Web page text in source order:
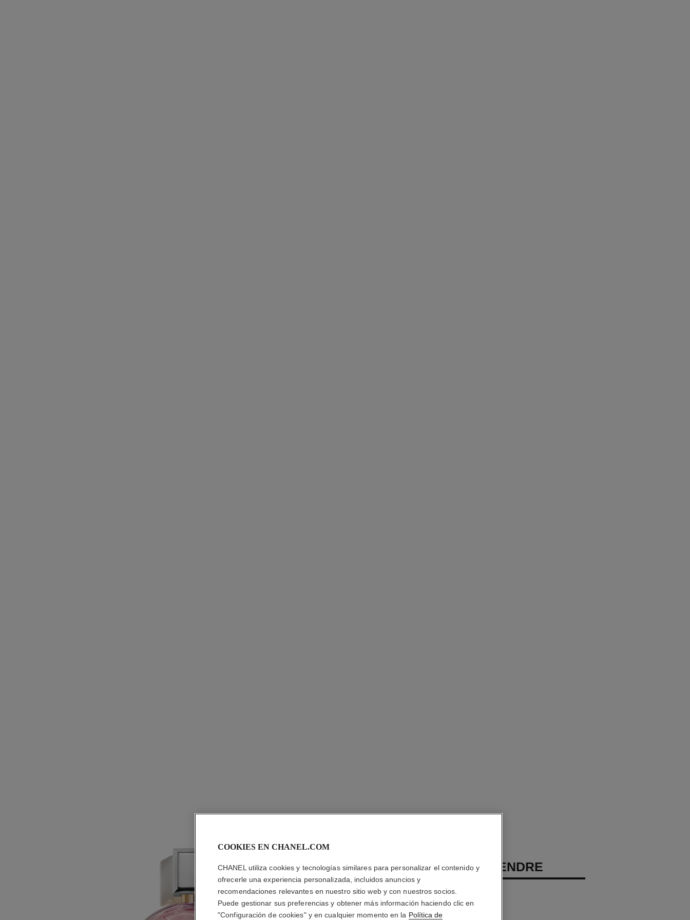
CHANCE EAU TENDRE
Eau de Parfum Vaporizador
Más información
COOKIES EN CHANEL.COM
CHANEL utiliza cookies y tecnologías similares para personalizar el contenido y
ofrecerle una experiencia personalizada, incluidos anuncios y
recomendaciones relevantes en nuestro sitio web y con nuestros socios.
Puede gestionar sus preferencias y obtener más información haciendo clic en
"Configuración de cookies" y en cualquier momento en la Política de